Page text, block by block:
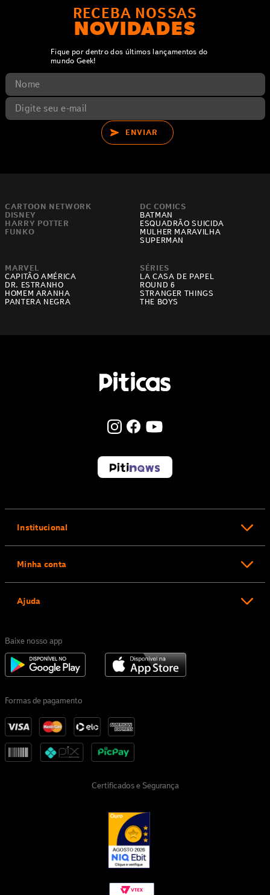
RECEBA NOSSAS
NOVIDADES
Fique por dentro dos últimos lançamentos do
mundo Geek!
ENVIAR
CARTOON NETWORK
DISNEY
HARRY POTTER
FUNKO
DC COMICS
BATMAN
ESQUADRÃO SUICIDA
MULHER MARAVILHA
SUPERMAN
MARVEL
CAPITÃO AMÉRICA
DR. ESTRANHO
HOMEM ARANHA
PANTERA NEGRA
SÉRIES
LA CASA DE PAPEL
ROUND 6
STRANGER THINGS
THE BOYS
Institucional
Minha conta
Ajuda
Baixe nosso app
Formas de pagamento
Certificados e Segurança